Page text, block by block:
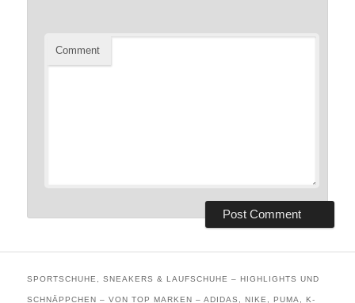
Comment
SPORTSCHUHE, SNEAKERS & LAUFSCHUHE – HIGHLIGHTS UND
SCHNÄPPCHEN – VON TOP MARKEN – ADIDAS, NIKE, PUMA, K-